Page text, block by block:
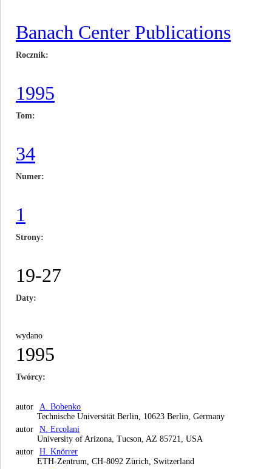
Banach Center Publications
Rocznik
1995
Tom
34
Numer
1
Strony
19-27
Daty
wydano
1995
Twórcy
autor
A. Bobenko
Technische Universität Berlin, 10623 Berlin, Germany
autor
N. Ercolani
University of Arizona, Tucson, AZ 85721, USA
autor
H. Knörrer
ETH-Zentrum, CH-8092 Zürich, Switzerland